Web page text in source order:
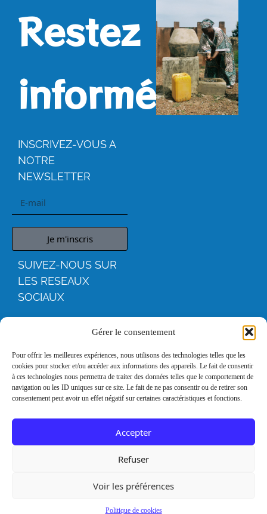
Gérer le consentement
Pour offrir les meilleures expériences, nous utilisons des technologies telles que les
cookies pour stocker et/ou accéder aux informations des appareils. Le fait de consentir
à ces technologies nous permettra de traiter des données telles que le comportement de
navigation ou les ID uniques sur ce site. Le fait de ne pas consentir ou de retirer son
consentement peut avoir un effet négatif sur certaines caractéristiques et fonctions.
Accepter
Refuser
Voir les préférences
Politique de cookies
Restez
informés.
INSCRIVEZ-VOUS A
NOTRE
NEWSLETTER
Je m'inscris
SUIVEZ-NOUS SUR
LES RESEAUX
SOCIAUX
FACEBOO
K
INSTAGRA
Remerciements